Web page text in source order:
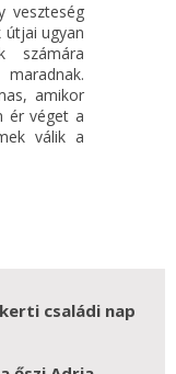
veszteség
útjai ugyan
számára
amikor
ér véget a
válik a
családi nap